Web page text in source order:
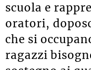
scuola e
oratori,
che si
ragazzi